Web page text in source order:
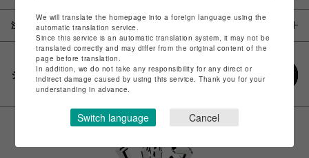
注意事項
シェアする
We will translate the homepage into a foreign language using the
automatic translation service.
Since this service is an automatic translation system, it may not be
translated correctly and may differ from the original content of the
page before translation.
In addition, we do not take any responsibility for any direct or
indirect damage caused by using this service. Thank you for your
understanding in advance.
Switch language Cancel